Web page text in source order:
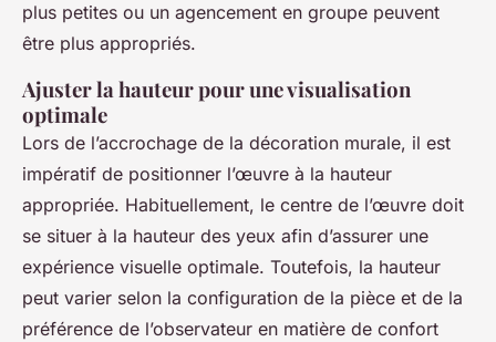
plus petites ou un agencement en groupe peuvent
être plus appropriés.
Ajuster la hauteur pour une visualisation
optimale
Lors de l’accrochage de la décoration murale, il est
impératif de positionner l’œuvre à la hauteur
appropriée. Habituellement, le centre de l’œuvre doit
se situer à la hauteur des yeux afin d’assurer une
expérience visuelle optimale. Toutefois, la hauteur
peut varier selon la configuration de la pièce et de la
préférence de l’observateur en matière de confort